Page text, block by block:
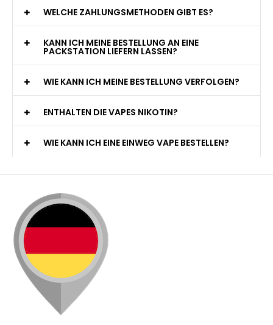
WELCHE ZAHLUNGSMETHODEN GIBT ES?
KANN ICH MEINE BESTELLUNG AN EINE
PACKSTATION LIEFERN LASSEN?
WIE KANN ICH MEINE BESTELLUNG VERFOLGEN?
ENTHALTEN DIE VAPES NIKOTIN?
WIE KANN ICH EINE EINWEG VAPE BESTELLEN?